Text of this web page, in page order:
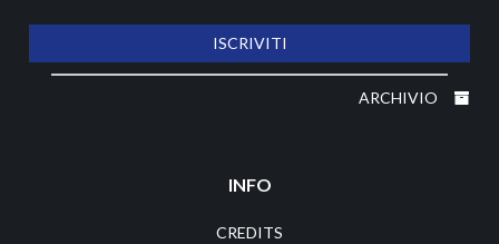
ISCRIVITI
ARCHIVIO
INFO
CREDITS